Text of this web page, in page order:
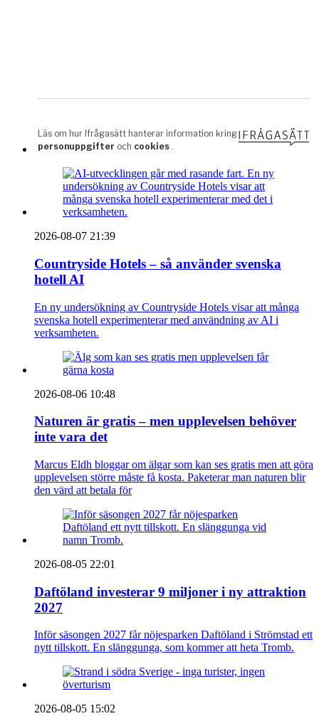
2026-08-07 21:39
Countryside Hotels – så använder svenska
hotell AI
En ny undersökning av Countryside Hotels visar att många
svenska hotell experimenterar med användning av AI i
verksamheten.
2026-08-06 10:48
Naturen är gratis – men upplevelsen behöver
inte vara det
Marcus Eldh bloggar om älgar som kan ses gratis men att göra
upplevelsen större måste få kosta. Paketerar man naturen blir
den värd att betala för
2026-08-05 22:01
Daftöland investerar 9 miljoner i ny attraktion
2027
Inför säsongen 2027 får nöjesparken Daftöland i Strömstad ett
nytt tillskott. En slänggunga, som kommer att heta Tromb.
2026-08-05 15:02